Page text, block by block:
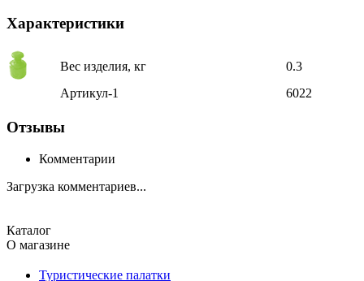
Характеристики
Вес изделия, кг
0.3
Артикул-1
6022
Отзывы
Комментарии
Загрузка комментариев...
Каталог
О магазине
Туристические палатки